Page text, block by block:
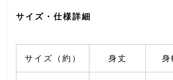
サイズ・仕様詳細
サイズ（約） 身丈 身